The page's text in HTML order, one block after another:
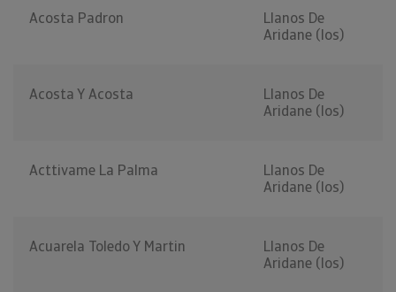
Acosta Padron
Llanos De
Aridane (los)
Acosta Y Acosta
Llanos De
Aridane (los)
Acttivame La Palma
Llanos De
Aridane (los)
Acuarela Toledo Y Martin
Llanos De
Aridane (los)